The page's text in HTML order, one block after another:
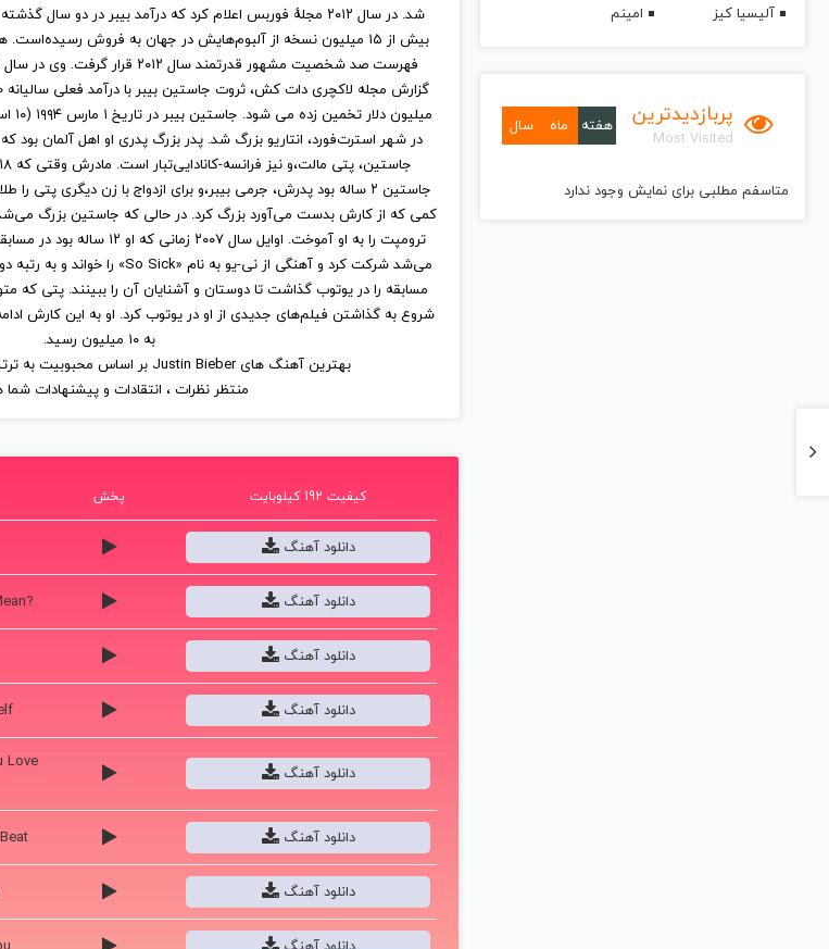
آلیسیا کیز
امینم
پربازدیدترین
Most Visited
هفته ماه سال
متاسفم مطلبی برای نمایش وجود ندارد
جدول بیلبورد ۲۰۰
دارواش به
تجاری داشت و سه تک‌آهنگ از آن
بیش از ۱۵ میلیون نسخه از آلبوم‌هایش در جهان به فروش
در شهر استرت‌فورد، انتاریو بزرگ شد. پدر بزرگ پدری او اهل آلمان بود
جاستین ۲ ساله بود پدرش، جرمی بیبر،و برای ازدواج با زن دیگری پتی
ترومپت را به او آموخت. اوایل سال
مسابقه را در یوتوب گذاشت تا دوستان و آشنایان آن را ببینند. پتی که
شروع به گذاشتن فیلم‌های جدیدی از او در یوتوب کرد. او به این کارش
بهترین آهنگ های Justin Bieber
بر اساس محبوبیتبه
منتظر نظرات ، انتقادات و پیشنهادات
پخش کیفیت 192 کیلوبایت
دانلود آهنگ
دانلود آهنگ
دانلود آهنگ
دانلود آهنگ